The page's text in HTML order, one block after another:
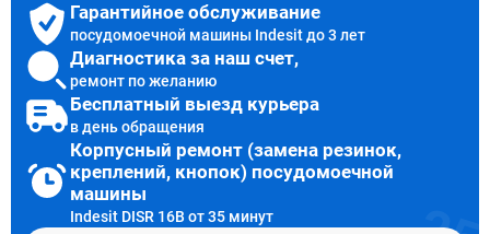
Гарантийное обслуживание
посудомоечной машины Indesit до 3 лет
Диагностика за наш счет,
ремонт по желанию
Бесплатный выезд курьера
в день обращения
Корпусный ремонт (замена резинок,
креплений, кнопок) посудомоечной
машины
Indesit DISR 16B от 35 минут